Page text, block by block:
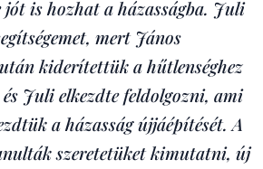
jót is hozhat a házasságba. Juli
mert János
kiderítettük a hűtlenséghez
Juli elkezdte feldolgozni, ami
a házasság újjáépítését. A
szeretetüket kimutatni, új